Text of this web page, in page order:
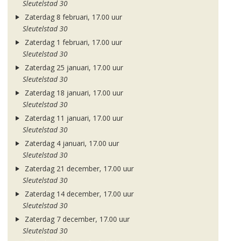
Sleutelstad 30
Zaterdag 8 februari, 17.00 uur
Sleutelstad 30
Zaterdag 1 februari, 17.00 uur
Sleutelstad 30
Zaterdag 25 januari, 17.00 uur
Sleutelstad 30
Zaterdag 18 januari, 17.00 uur
Sleutelstad 30
Zaterdag 11 januari, 17.00 uur
Sleutelstad 30
Zaterdag 4 januari, 17.00 uur
Sleutelstad 30
Zaterdag 21 december, 17.00 uur
Sleutelstad 30
Zaterdag 14 december, 17.00 uur
Sleutelstad 30
Zaterdag 7 december, 17.00 uur
Sleutelstad 30